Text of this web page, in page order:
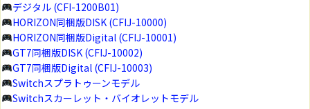
デジタル (CFI-1200B01)
HORIZON同梱版DISK (CFIJ-10000)
HORIZON同梱版Digital (CFIJ-10001)
GT7同梱版DISK (CFIJ-10002)
GT7同梱版Digital (CFIJ-10003)
Switchスプラトゥーンモデル
Switchスカーレット・バイオレットモデル